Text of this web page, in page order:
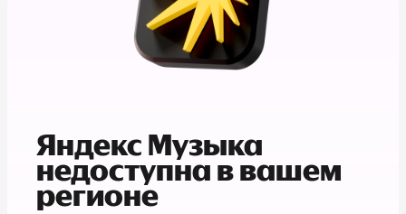
Яндекс Музыка
недоступна в вашем
регионе